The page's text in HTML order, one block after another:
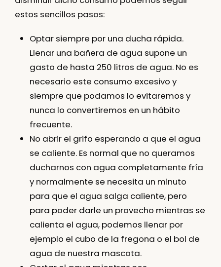
estos sencillos pasos:
Optar siempre por una ducha rápida.
Llenar una bañera de agua supone un
gasto de hasta 250 litros de agua. No es
necesario este consumo excesivo y
siempre que podamos lo evitaremos y
nunca lo convertiremos en un hábito
frecuente.
No abrir el grifo esperando a que el agua
se caliente. Es normal que no queramos
ducharnos con agua completamente fría
y normalmente se necesita un minuto
para que el agua salga caliente, pero
para poder darle un provecho mientras se
calienta el agua, podemos llenar por
ejemplo el cubo de la fregona o el bol de
agua de nuestra mascota.